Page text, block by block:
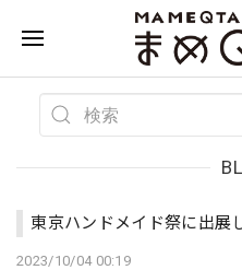
東京ハンドメイド祭に出展
2023/10/04 00:19